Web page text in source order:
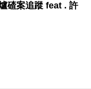
碴案追蹤 feat . 許